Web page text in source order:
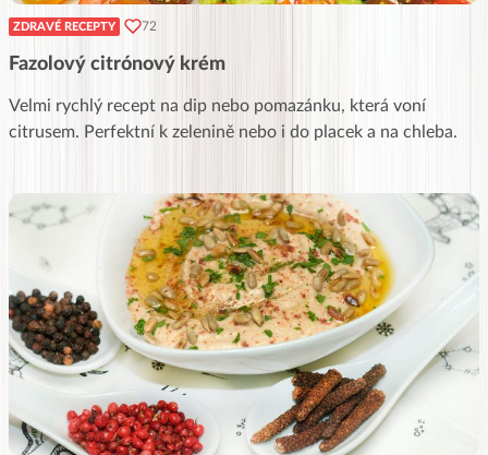
ZDRAVÉ RECEPTY 72
Fazolový citrónový krém
Velmi rychlý recept na dip nebo pomazánku, která voní
citrusem. Perfektní k zelenině nebo i do placek a na chleba.